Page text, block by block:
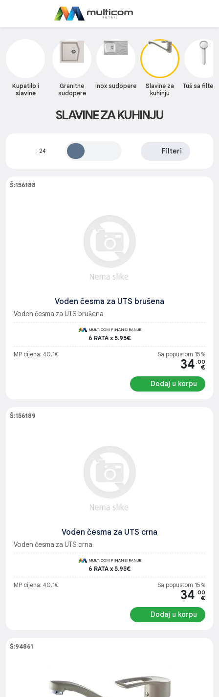
Kupatilo i
slavine
Granitne
sudopere
Inox sudopere
Slavine za
kuhinju
Tuš sa
SLAVINE ZA KUHINJU
: 24 Filteri
Š:156188
Voden česma za UTS brušena
Voden česma za UTS brušena
MULTICOM FINANSIRANJE
6 RATA x 5.95€
MP cijena: 40.1€ Sa popustom 15%
34 .00
€
Dodaj u korpu
Š:156189
Voden česma za UTS crna
Voden česma za UTS crna
MULTICOM FINANSIRANJE
6 RATA x 5.95€
MP cijena: 40.1€ Sa popustom 15%
34 .00
€
Dodaj u korpu
Š:94861